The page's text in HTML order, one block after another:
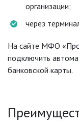
организации;
через
На сайте МФО
подключить
банковской карты.